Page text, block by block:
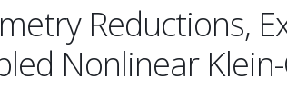
Reductions,
Nonlinear